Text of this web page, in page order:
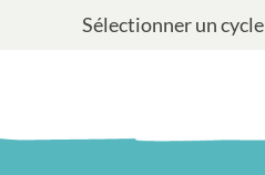
Sélectionner un cycle